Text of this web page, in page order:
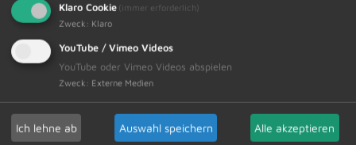
Klaro Cookie (immer erforderlich)
Zweck : Klaro
YouTube / Vimeo Videos
YouTube oder Vimeo Videos abspielen
Zweck : Externe Medien
Ich lehne ab Auswahl speichern Alle akzeptieren